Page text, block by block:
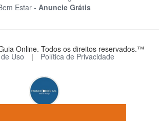
Estar - Anuncie Grátis
Online. Todos os direitos reservados.™
Uso | Política de Privacidade